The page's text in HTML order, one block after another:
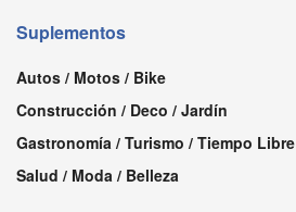
Suplementos
Autos / Motos / Bike
Construcción / Deco / Jardín
Gastronomía / Turismo / Tiempo Libre
Salud / Moda / Belleza